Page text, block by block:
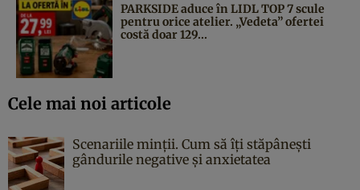
PARKSIDE aduce în LIDL TOP 7 scule
pentru orice atelier. „Vedeta” ofertei
costă doar 129...
Cele mai noi articole
Scenariile minții. Cum să îți stăpânești
gândurile negative și anxietatea